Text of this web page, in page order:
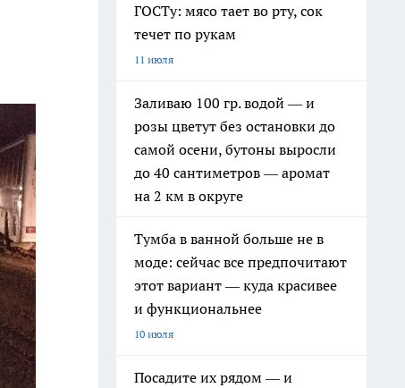
ГОСТу: мясо тает во рту, сок
течет по рукам
11 июля
Заливаю 100 гр. водой — и
розы цветут без остановки до
самой осени, бутоны выросли
до 40 сантиметров — аромат
на 2 км в округе
Тумба в ванной больше не в
моде: сейчас все предпочитают
этот вариант — куда красивее
и функциональнее
10 июля
Посадите их рядом — и